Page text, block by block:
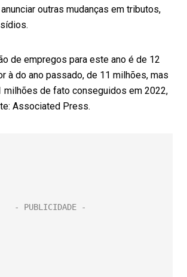
outras mudanças em tributos,
de empregos para este ano é de 12
à do ano passado, de 11 milhões, mas
milhões de fato conseguidos em 2022,
Associated Press.